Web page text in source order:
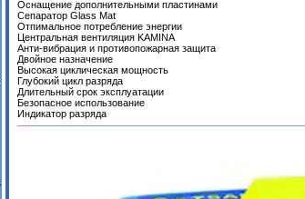
Оснащение дополнительными пластинами
Сепаратор Glass Mat
Отпимальное потребление энергии
Центральная вентиляция KAMINA
Анти-вибрация и противопожарная защита
Двойное назначение
Высокая циклическая мощность
Глубокий цикл разряда
Длительный срок эксплуатации
Безопасное использование
Индикатор разряда